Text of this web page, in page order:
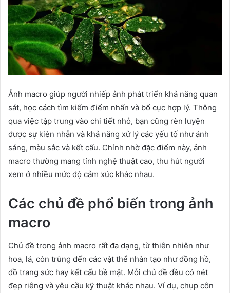
Ảnh macro giúp người nhiếp ảnh phát triển khả năng quan
sát, học cách tìm kiếm điểm nhấn và bố cục hợp lý. Thông
qua việc tập trung vào chi tiết nhỏ, bạn cũng rèn luyện
được sự kiên nhẫn và khả năng xử lý các yếu tố như ánh
sáng, màu sắc và kết cấu. Chính nhờ đặc điểm này, ảnh
macro thường mang tính nghệ thuật cao, thu hút người
xem ở nhiều mức độ cảm xúc khác nhau.
Các chủ đề phổ biến trong ảnh
macro
Chủ đề trong ảnh macro rất đa dạng, từ thiên nhiên như
hoa, lá, côn trùng đến các vật thể nhân tạo như đồng hồ,
đồ trang sức hay kết cấu bề mặt. Mỗi chủ đề đều có nét
đẹp riêng và yêu cầu kỹ thuật khác nhau. Ví dụ, chụp côn